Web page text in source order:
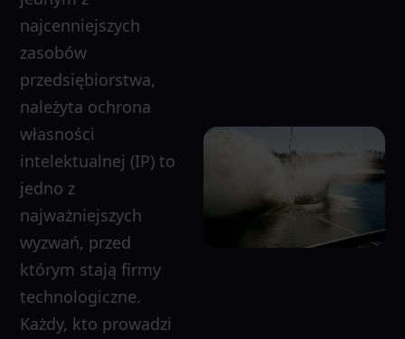
najcenniejszych
zasobów
przedsiębiorstwa,
należyta ochrona
własności
intelektualnej (IP) to
jedno z
najważniejszych
wyzwań, przed
którym stają firmy
technologiczne.
Każdy, kto prowadzi